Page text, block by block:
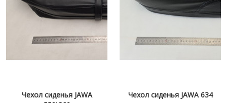
Чехол сиденья JAWA
Чехол сиденья JAWA 634